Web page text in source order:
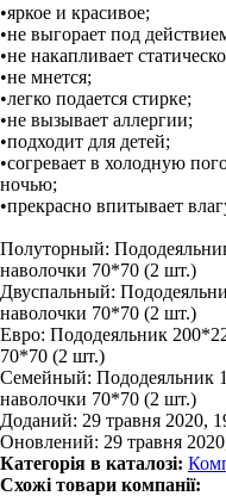
•яркое и красивое;
•не выгорает под
•не накапливает
•не мнется;
•легко подается стирке;
•не вызывает аллергии;
•подходит для детей;
•согревает в холодную
ночью;
•прекрасно впитывает
Полуторный:
наволочки 70*70 (2 шт.)
Двуспальный:
наволочки 70*70 (2 шт.)
Евро: Пододеяльник
70*70 (2 шт.)
Семейный: Пододеяльник
наволочки 70*70 (2 шт.)
Доданий: 29 травня 2020,
Оновлений: 29 травня
Категорія в каталозі:
Схожі товари компанії: